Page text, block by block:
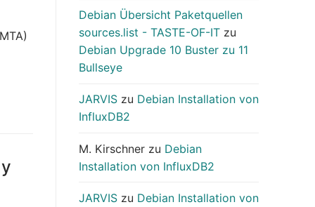
Debian Übersicht Paketquellen
sources.list - TASTE-OF-IT zu
Debian Upgrade 10 Buster zu 11
Bullseye
JARVIS zu Debian Installation von
InfluxDB2
M. Kirschner zu Debian
Installation von InfluxDB2
JARVIS zu Debian Installation von